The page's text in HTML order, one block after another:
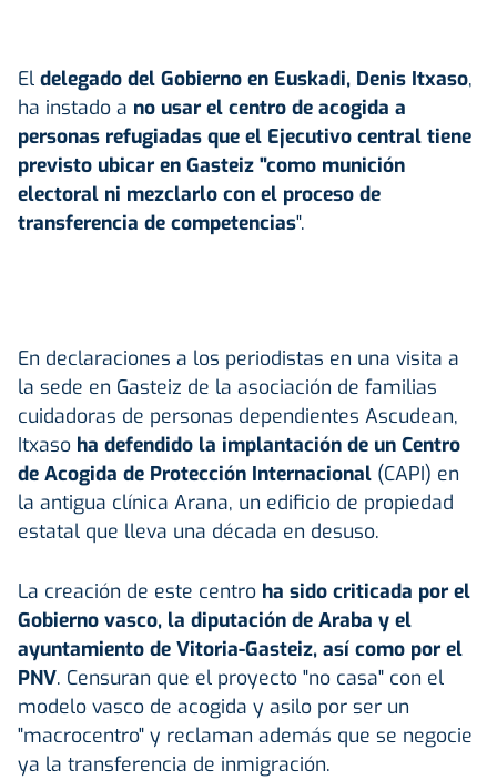
El delegado del Gobierno en Euskadi, Denis Itxaso,
ha instado a no usar el centro de acogida a
personas refugiadas que el Ejecutivo central tiene
previsto ubicar en Gasteiz "como munición
electoral ni mezclarlo con el proceso de
transferencia de competencias".
En declaraciones a los periodistas en una visita a
la sede en Gasteiz de la asociación de familias
cuidadoras de personas dependientes Ascudean,
Itxaso ha defendido la implantación de un Centro
de Acogida de Protección Internacional (CAPI) en
la antigua clínica Arana, un edificio de propiedad
estatal que lleva una década en desuso.
La creación de este centro ha sido criticada por el
Gobierno vasco, la diputación de Araba y el
ayuntamiento de Vitoria-Gasteiz, así como por el
PNV. Censuran que el proyecto "no casa" con el
modelo vasco de acogida y asilo por ser un
"macrocentro" y reclaman además que se negocie
ya la transferencia de inmigración.